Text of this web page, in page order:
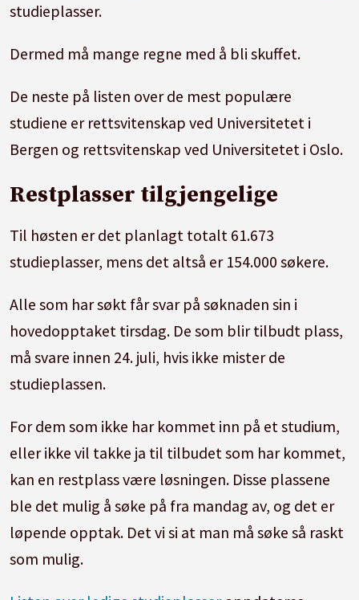
studieplasser.
Dermed må mange regne med å bli skuffet.
De neste på listen over de mest populære
studiene er rettsvitenskap ved Universitetet i
Bergen og rettsvitenskap ved Universitetet i Oslo.
Restplasser tilgjengelige
Til høsten er det planlagt totalt 61.673
studieplasser, mens det altså er 154.000 søkere.
Alle som har søkt får svar på søknaden sin i
hovedopptaket tirsdag. De som blir tilbudt plass,
må svare innen 24. juli, hvis ikke mister de
studieplassen.
For dem som ikke har kommet inn på et studium,
eller ikke vil takke ja til tilbudet som har kommet,
kan en restplass være løsningen. Disse plassene
ble det mulig å søke på fra mandag av, og det er
løpende opptak. Det vi si at man må søke så raskt
som mulig.